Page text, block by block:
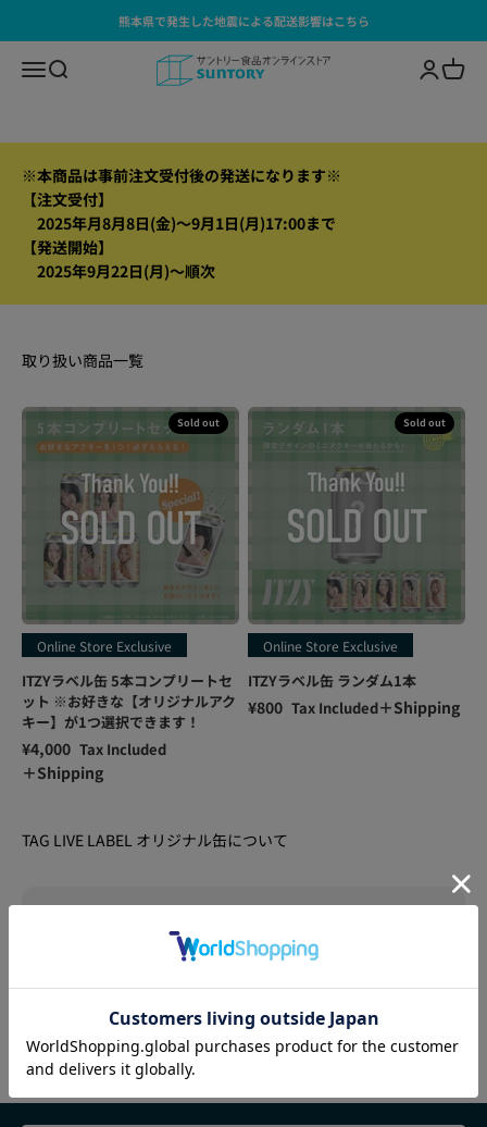
熊本県で発生した地震による配送影響はこちら
Open navigation menu
Open search サントリー食品オンラインストア OpenOpen
※本商品は事前注文受付後の発送になります※
【注文受付】
2025年月8月8日(金)～9月1日(月)17:00まで
【発送開始】
2025年9月22日(月)～順次
取り扱い商品一覧
Sold out
Online Store Exclusive
ITZYラベル缶 5本コンプリートセ
ット ※お好きな【オリジナルアク
キー】が1つ選択できます！
Sale price
¥4,000 Tax Included
＋Shipping
Sold out
Online Store Exclusive
ITZYラベル缶 ランダム1本
Sale price
¥800 Tax Included＋Shipping
TAG LIVE LABEL オリジナル缶について
注文受付、発送日程を教えてください。